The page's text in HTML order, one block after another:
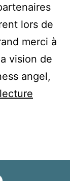
lors de
merci à
vision de
angel,